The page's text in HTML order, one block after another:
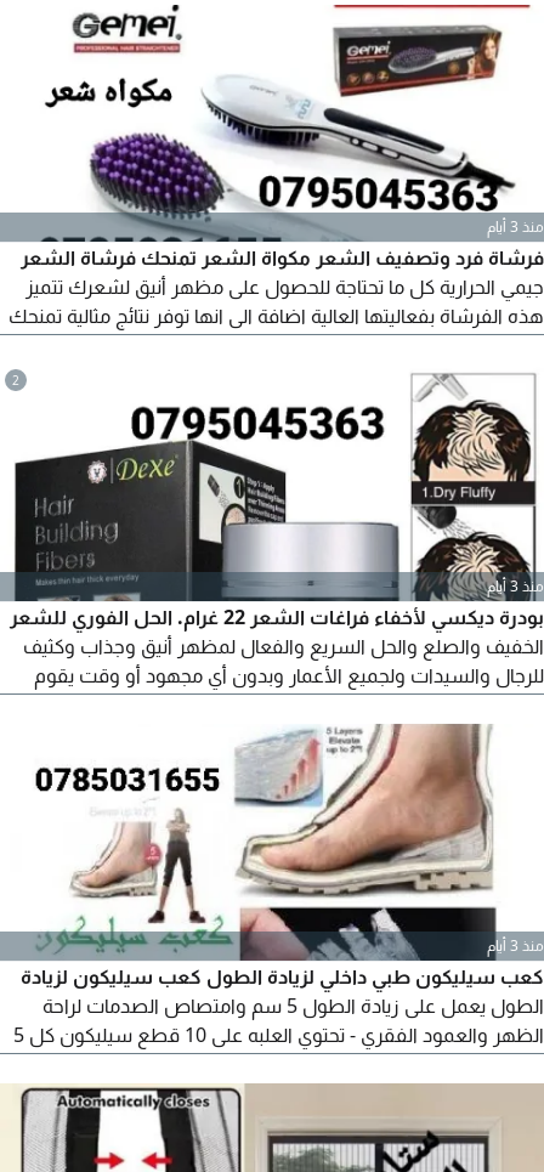
أجزاء من الجسم في نفس الوقت الخصر والكتفين والساقين
والأقدام
منذ 3 أيام
فرشاة فرد وتصفيف الشعر مكواة الشعر تمنحك فرشاة الشعر
جيمي الحرارية كل ما تحتاجة للحصول على مظهر أنيق لشعرك تتميز
هذه الفرشاة بفعاليتها العالية اضافة الى انها توفر نتائج مثالية تمنحك
فرشاة الشعر بالشكل الذي يتناسب مع نوع شعرك. تحتوي الفرشاة
على مقبض بسيط التصميم يمنحك راحة سعر 12 دينار
2
منذ 3 أيام
بودرة ديكسي لأخفاء فراغات الشعر 22 غرام. الحل الفوري للشعر
الخفيف والصلع والحل السريع والفعال لمظهر أنيق وجذاب وكثيف
للرجال والسيدات ولجميع الأعمار وبدون أي مجهود أو وقت يقوم
مناطق الشعر الخفيف والخالية تماما من شعر الرأس ليظهر شعرك
أكثر كثافة بشكل فوري ولا يمكن تميزة بعد وضعة على الشعر
الأصلي حتى من قريب
منذ 3 أيام
كعب سيليكون طبي داخلي لزيادة الطول كعب سيليكون لزيادة
الطول يعمل على زيادة الطول 5 سم وامتصاص الصدمات لراحة
الظهر والعمود الفقري - تحتوي العلبه على 10 قطع سيليكون كل 5
القدمين مصنوع من مادة السيليكون المرنة لتخفيف آلام كعب القدم
ويعمل على تخفيف حدة الالم أثناء الحركة من خلال امتصاص وتخفيف